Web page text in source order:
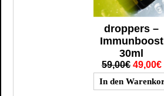
droppers –
Immunboost
30ml
59,00€ 49,00€